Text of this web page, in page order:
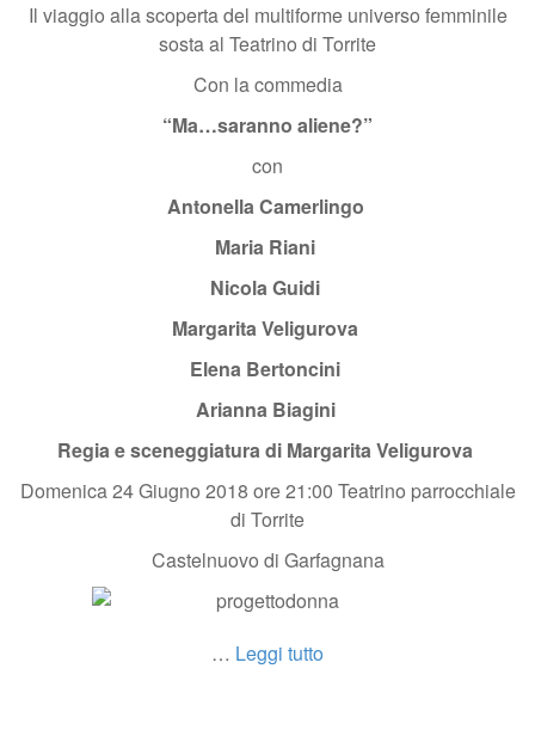
Il viaggio alla scoperta del multiforme universo femminile
sosta al Teatrino di Torrite
Con la commedia
“Ma…saranno aliene?”
con
Antonella Camerlingo
Maria Riani
Nicola Guidi
Margarita Veligurova
Elena Bertoncini
Arianna Biagini
Regia e sceneggiatura di Margarita Veligurova
Domenica 24 Giugno 2018 ore 21:00 Teatrino parrocchiale
di Torrite
Castelnuovo di Garfagnana
… Leggi tutto